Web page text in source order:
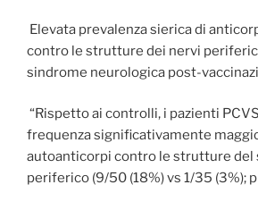
Elevata prevalenza sierica di
contro le strutture dei nervi
sindrome neurologica post-
“Rispetto ai controlli, i pazienti
frequenza significativamente
autoanticorpi contro le strutture del
periferico (9/50 (18%) vs 1/35 (3%); p